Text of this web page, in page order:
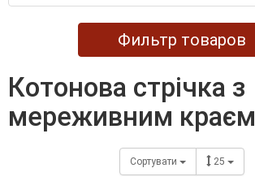
Фильтр товаров
котонова стрічка з
мереживним краєм
Сортувати 25